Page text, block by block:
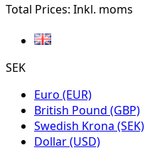
Total Prices: Inkl. moms
SEK
Euro (EUR)
British Pound (GBP)
Swedish Krona (SEK)
Dollar (USD)